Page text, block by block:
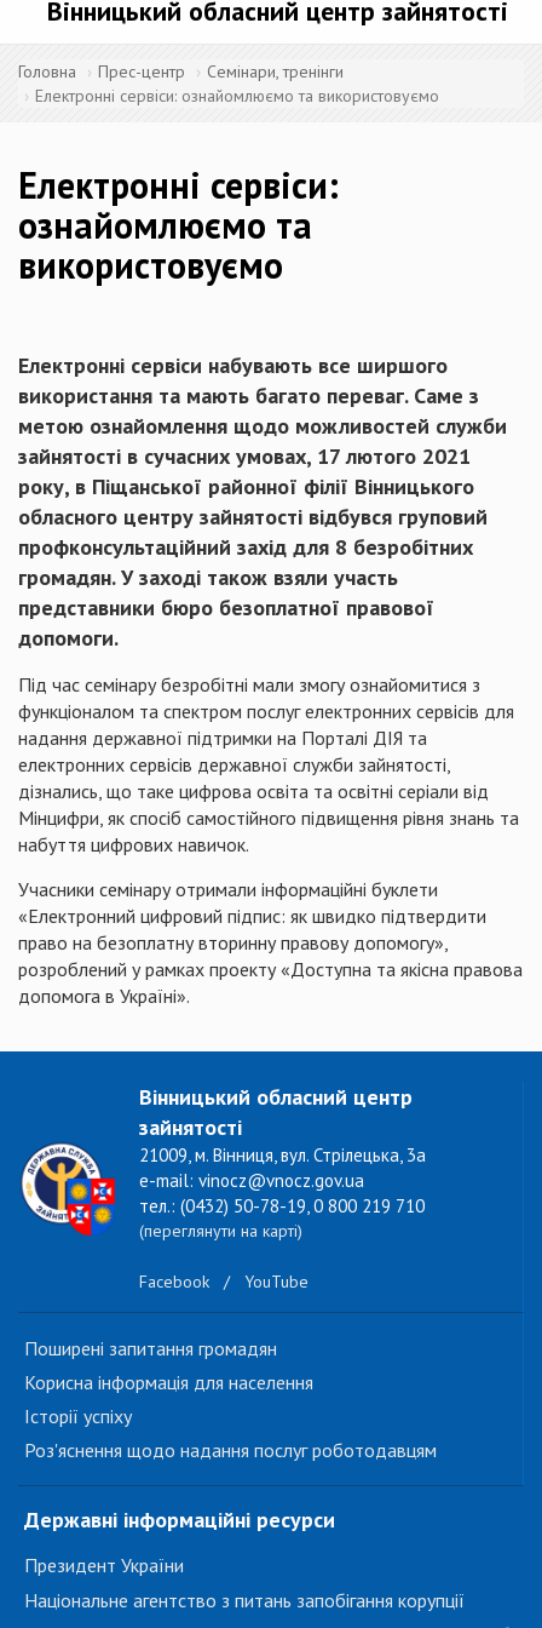
Вінницький обласний центр зайнятості
Головна Прес-центр
Семінари, тренінги
Електронні сервіси: ознайомлюємо та використовуємо
Електронні сервіси:
ознайомлюємо та
використовуємо
Електронні сервіси набувають все ширшого
використання та мають багато переваг. Саме з
метою ознайомлення щодо можливостей служби
зайнятості в сучасних умовах, 17 лютого 2021
року, в Піщанської районної філії Вінницького
обласного центру зайнятості відбувся груповий
профконсультаційний захід для 8 безробітних
громадян. У заході також взяли участь
представники бюро безоплатної правової
допомоги.
Під час семінару безробітні мали змогу ознайомитися з
функціоналом та спектром послуг електронних сервісів для
надання державної підтримки на Порталі ДІЯ та
електронних сервісів державної служби зайнятості,
дізнались, що таке цифрова освіта та освітні серіали від
Мінцифри, як спосіб самостійного підвищення рівня знань та
набуття цифрових навичок.
Учасники семінару отримали інформаційні буклети
«Електронний цифровий підпис: як швидко підтвердити
право на безоплатну вторинну правову допомогу»,
розроблений у рамках проекту «Доступна та якісна правова
допомога в Україні».
Вінницький обласний центр
зайнятості
21009, м. Вінниця, вул. Стрілецька, 3а
e-mail: vinocz@vnocz.gov.ua
тел.: (0432) 50-78-19, 0 800 219 710
(переглянути на карті)
Facebook / YouTube
Поширені запитання громадян
Корисна інформація для населення
Історії успіху
Роз'яснення щодо надання послуг роботодавцям
Державні інформаційні ресурси
Президент України
Національне агентство з питань запобігання корупції